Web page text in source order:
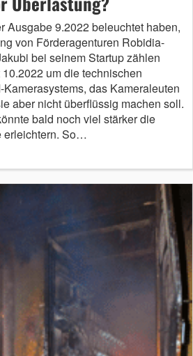
Ausgabe 9.2022 beleuchtet haben,
von Förderagenturen Robidia-
bei seinem Startup zählen
um die technischen
das Kameraleuten
aber nicht überflüssig machen soll.
bald noch viel stärker die
erleichtern. So…